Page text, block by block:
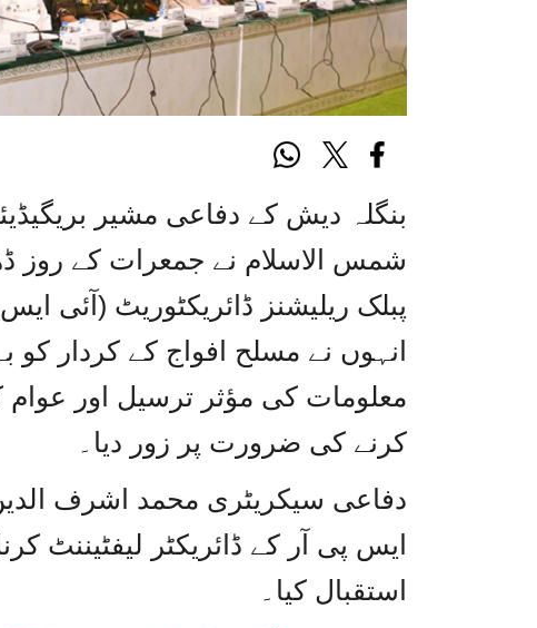
بنگلہ دیش کے دفاعی مشیر
شمس الاسلام نے جمعرات کے روز
پبلک ریلیشنز ڈائریکٹوریٹ (آئی
انہوں نے مسلح افواج کے کردار کو
معلومات کی مؤثر ترسیل اور
کرنے کی ضرورت پر زور دیا۔
دفاعی سیکریٹری محمد اشرف
ایس پی آر کے ڈائریکٹر لیفٹیننٹ
استقبال کیا۔